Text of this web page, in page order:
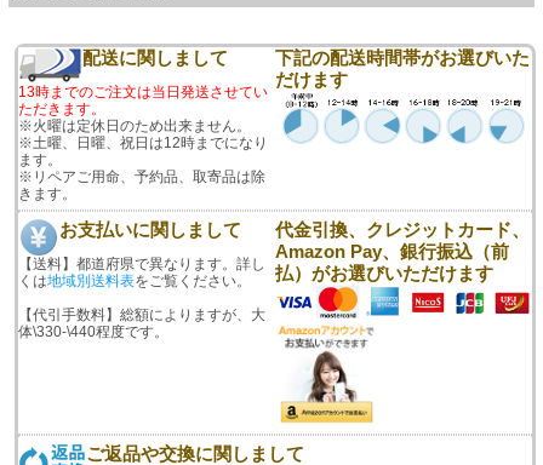
配送に関しまして
13時までのご注文は当日発送させてい
ただきます。
※火曜は定休日のため出来ません。
※土曜、日曜、祝日は12時までになり
ます。
※リペアご用命、予約品、取寄品は除
きます。
下記の配送時間帯がお選びいた
だけます
お支払いに関しまして
【送料】都道府県で異なります。詳し
くは地域別送料表をご覧ください。
【代引手数料】総額によりますが、大
体\330-\440程度です。
代金引換、クレジットカード、
Amazon Pay、銀行振込（前
払）がお選びいただけます
ご返品や交換に関しまして